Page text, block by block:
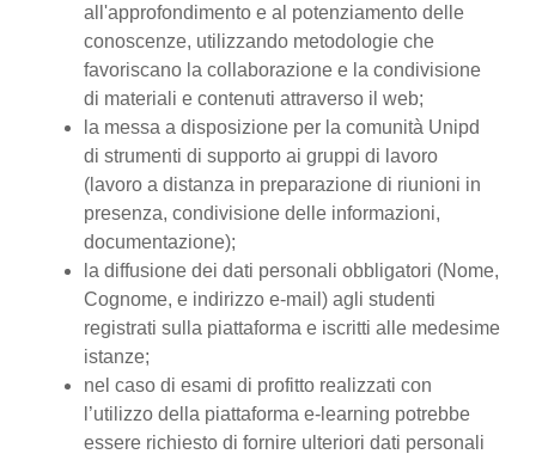
all'approfondimento e al potenziamento delle
conoscenze, utilizzando metodologie che
favoriscano la collaborazione e la condivisione
di materiali e contenuti attraverso il web;
la messa a disposizione per la comunità Unipd
di strumenti di supporto ai gruppi di lavoro
(lavoro a distanza in preparazione di riunioni in
presenza, condivisione delle informazioni,
documentazione);
la diffusione dei dati personali obbligatori (Nome,
Cognome, e indirizzo e-mail) agli studenti
registrati sulla piattaforma e iscritti alle medesime
istanze;
nel caso di esami di profitto realizzati con
l’utilizzo della piattaforma e-learning potrebbe
essere richiesto di fornire ulteriori dati personali